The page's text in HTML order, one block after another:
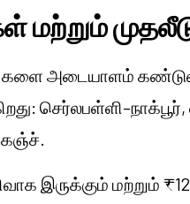
மற்றும்
அடையாளம்
இருக்கும் மற்றும்